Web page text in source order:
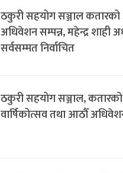
ठकुरी सहयोग सञ्जाल
अधिवेशन सम्पन्न, महेन्द्र शाही
सर्वसम्मत निर्वाचित
ठकुरी सहयोग सञ्जाल,
वार्षिकोत्सव तथा आठौँ